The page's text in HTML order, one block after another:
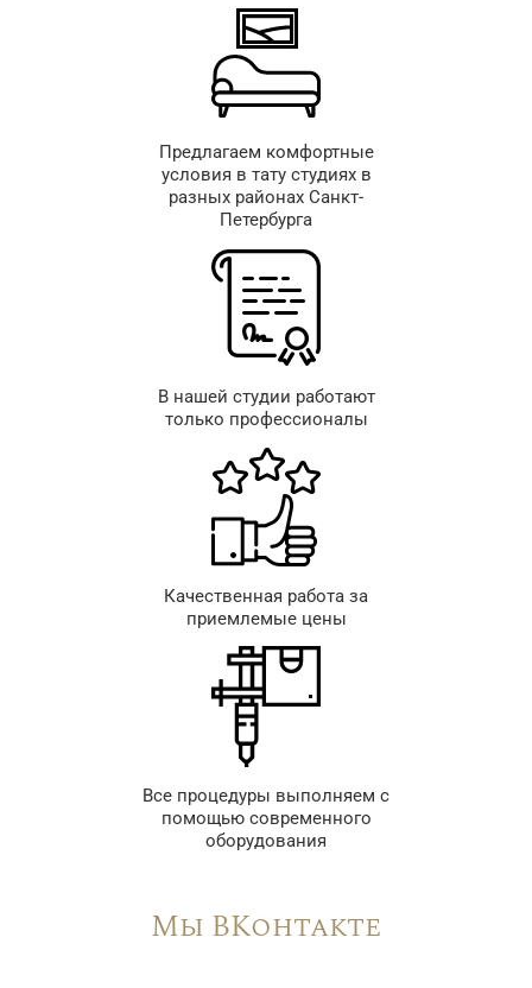
Предлагаем комфортные
условия в тату студиях в
разных районах Санкт-
Петербурга
В нашей студии работают
только профессионалы
Качественная работа за
приемлемые цены
Все процедуры выполняем с
помощью современного
оборудования
Мы ВКонтакте